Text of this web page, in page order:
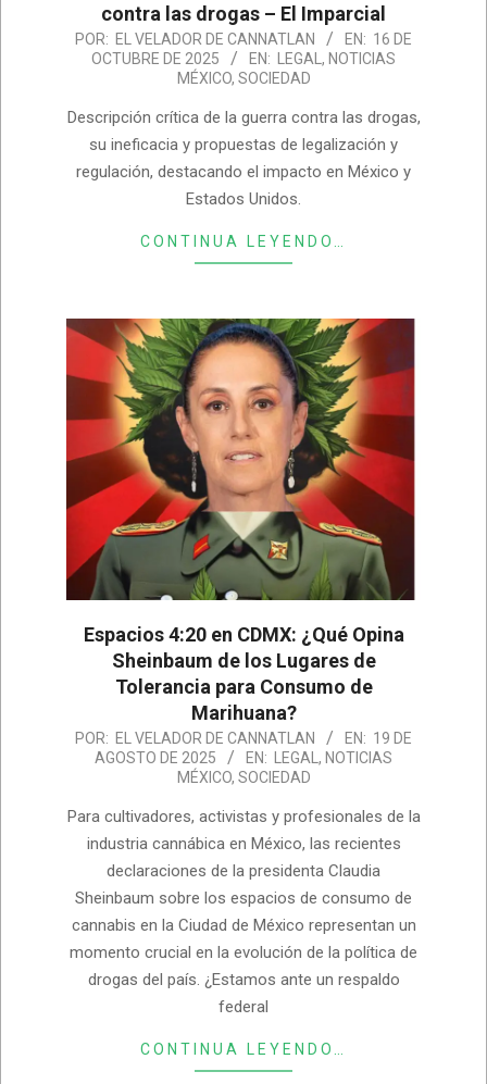
contra las drogas – El Imparcial
2025-
POR: EL VELADOR DE CANNATLAN EN: 16 DE
OCTUBRE DE 2025
EN: LEGAL , NOTICIAS
MÉXICO, SOCIEDAD
Descripción crítica de la guerra contra las drogas,
su ineficacia y propuestas de legalización y
regulación, destacando el impacto en México y
Estados Unidos.
CONTINUA LEYENDO…
Espacios 4:20 en CDMX: ¿Qué Opina
Sheinbaum de los Lugares de
Tolerancia para Consumo de
Marihuana?
2025-
POR: EL VELADOR DE CANNATLAN EN: 19 DE
AGOSTO DE 2025
EN: LEGAL, NOTICIAS
MÉXICO, SOCIEDAD
Para cultivadores, activistas y profesionales de la
industria cannábica en México, las recientes
declaraciones de la presidenta Claudia
Sheinbaum sobre los espacios de consumo de
cannabis en la Ciudad de México representan un
momento crucial en la evolución de la política de
drogas del país. ¿Estamos ante un respaldo
federal
CONTINUA LEYENDO…